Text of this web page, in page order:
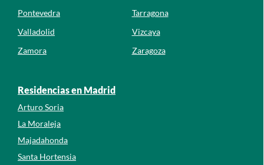
Pontevedra
Tarragona
Valladolid
Vizcaya
Zamora
Zaragoza
Residencias en Madrid
Arturo Soria
La Moraleja
Majadahonda
Santa Hortensia